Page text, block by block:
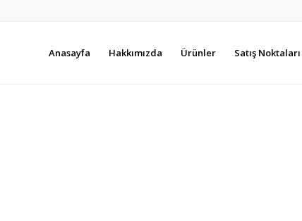
Anasayfa Hakkımızda Ürünler Satış Noktaları